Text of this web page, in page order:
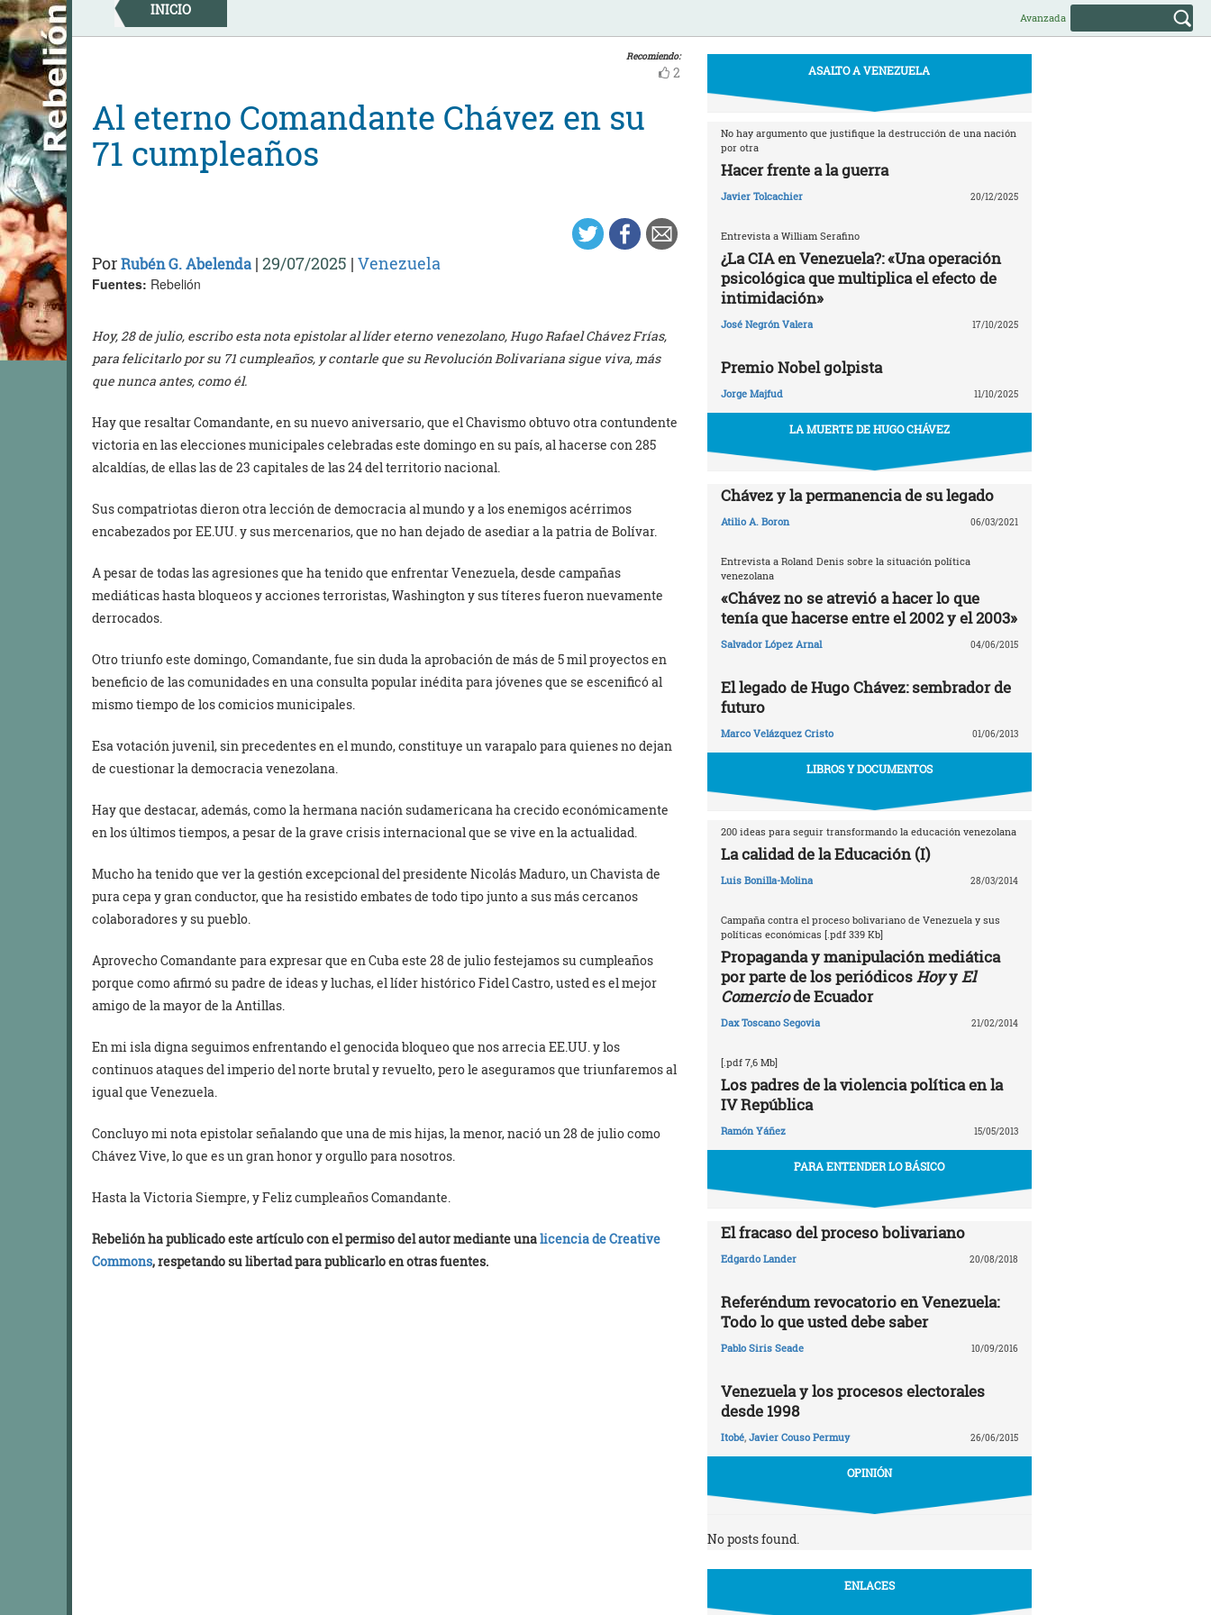
Skip
to
content
INICIO Avanzada
Recomiendo:
2
Al eterno Comandante Chávez en su
71 cumpleaños
PorRubén G. Abelenda | 29/07/2025 | Venezuela
Fuentes: Rebelión
Hoy, 28 de julio, escribo esta nota epistolar al líder eterno venezolano, Hugo Rafael Chávez Frías,
para felicitarlo por su 71 cumpleaños, y contarle que su Revolución Bolivariana sigue viva, más
que nunca antes, como él.
Hay que resaltar Comandante, en su nuevo aniversario, que el Chavismo obtuvo otra contundente
victoria en las elecciones municipales celebradas este domingo en su país, al hacerse con 285
alcaldías, de ellas las de 23 capitales de las 24 del territorio nacional.
Sus compatriotas dieron otra lección de democracia al mundo y a los enemigos acérrimos
encabezados por EE.UU. y sus mercenarios, que no han dejado de asediar a la patria de Bolívar.
A pesar de todas las agresiones que ha tenido que enfrentar Venezuela, desde campañas
mediáticas hasta bloqueos y acciones terroristas, Washington y sus títeres fueron nuevamente
derrocados.
Otro triunfo este domingo, Comandante, fue sin duda la aprobación de más de 5 mil proyectos en
beneficio de las comunidades en una consulta popular inédita para jóvenes que se escenificó al
mismo tiempo de los comicios municipales.
Esa votación juvenil, sin precedentes en el mundo, constituye un varapalo para quienes no dejan
de cuestionar la democracia venezolana.
Hay que destacar, además, como la hermana nación sudamericana ha crecido económicamente
en los últimos tiempos, a pesar de la grave crisis internacional que se vive en la actualidad.
Mucho ha tenido que ver la gestión excepcional del presidente Nicolás Maduro, un Chavista de
pura cepa y gran conductor, que ha resistido embates de todo tipo junto a sus más cercanos
colaboradores y su pueblo.
Aprovecho Comandante para expresar que en Cuba este 28 de julio festejamos su cumpleaños
porque como afirmó su padre de ideas y luchas, el líder histórico Fidel Castro, usted es el mejor
amigo de la mayor de la Antillas.
En mi isla digna seguimos enfrentando el genocida bloqueo que nos arrecia EE.UU. y los
continuos ataques del imperio del norte brutal y revuelto, pero le aseguramos que triunfaremos al
igual que Venezuela.
Concluyo mi nota epistolar señalando que una de mis hijas, la menor, nació un 28 de julio como
Chávez Vive, lo que es un gran honor y orgullo para nosotros.
Hasta la Victoria Siempre, y Feliz cumpleaños Comandante.
Rebelión ha publicado este artículo con el permiso del autor mediante unalicencia de Creative
Commons, respetando su libertad para publicarlo en otras fuentes.
ASALTO A VENEZUELA
No hay argumento que justifique la destrucción de una nación
por otra
Hacer frente a la guerra
Javier Tolcachier 20/12/2025
Entrevista a William Serafino
¿La CIA en Venezuela?: «Una operación
psicológica que multiplica el efecto de
intimidación»
José Negrón Valera 17/10/2025
Premio Nobel golpista
Jorge Majfud 11/10/2025
LA MUERTE DE HUGO CHÁVEZ
Chávez y la permanencia de su legado
Atilio A. Boron 06/03/2021
Entrevista a Roland Denis sobre la situación política
venezolana
«Chávez no se atrevió a hacer lo que
tenía que hacerse entre el 2002 y el 2003»
Salvador López Arnal 04/06/2015
El legado de Hugo Chávez: sembrador de
futuro
Marco Velázquez Cristo 01/06/2013
LIBROS Y DOCUMENTOS
200 ideas para seguir transformando la educación venezolana
La calidad de la Educación (I)
Luis Bonilla-Molina 28/03/2014
Campaña contra el proceso bolivariano de Venezuela y sus
políticas económicas [.pdf 339 Kb]
Propaganda y manipulación mediática
por parte de los periódicosHoyyEl
Comerciode Ecuador
Dax Toscano Segovia 21/02/2014
[.pdf 7,6 Mb]
Los padres de la violencia política en la
IV República
Ramón Yáñez 15/05/2013
PARA ENTENDER LO BÁSICO
El fracaso del proceso bolivariano
Edgardo Lander 20/08/2018
Referéndum revocatorio en Venezuela:
Todo lo que usted debe saber
Pablo Siris Seade 10/09/2016
Venezuela y los procesos electorales
desde 1998
Itobé, Javier Couso Permuy 26/06/2015
OPINIÓN
No posts found.
ENLACES